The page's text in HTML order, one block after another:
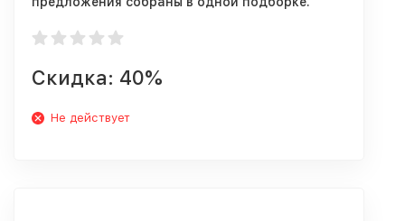
Скидка: 40%
Не действует